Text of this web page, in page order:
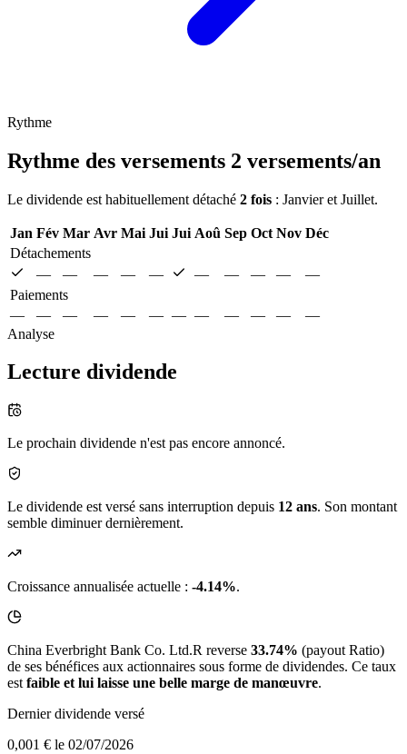
Rythme
Rythme des versements 2 versements/an
Le dividende est habituellement détaché 2 fois : Janvier et Juillet.
Jan Fév Mar Avr Mai Jui Jui Aoû Sep Oct Nov Déc
Détachements
—
— — — — — — — —
—
Paiements
—
— — — — — — — — — —
—
Analyse
Lecture dividende
Le prochain dividende n'est pas encore annoncé.
Le dividende est versé sans interruption depuis 12 ans. Son montant
semble diminuer dernièrement.
Croissance annualisée actuelle : -4.14%.
China Everbright Bank Co. Ltd.R reverse 33.74% (payout Ratio)
de ses bénéfices aux actionnaires sous forme de dividendes. Ce taux
est faible et lui laisse une belle marge de manœuvre.
Dernier dividende versé
0,001 € le 02/07/2026